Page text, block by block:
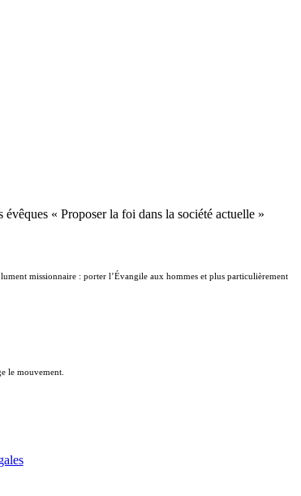
« Proposer la foi dans la société actuelle »
missionnaire : porter l’Évangile aux hommes et plus particulièrement
le mouvement.